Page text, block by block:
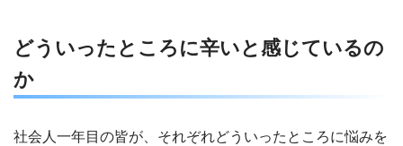
どういったところに辛いと感じているの
か
社会人一年目の皆が、それぞれどういったところに悩みを